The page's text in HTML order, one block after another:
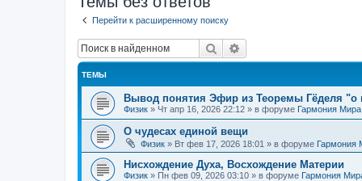
Перейти к расширенному поиску
Поиск
ТЕМЫ
Вывод понятия Эфир из Теоремы Гёделя "о
Физик » Чт апр 16, 2026 22:12 » в форуме Гармония Мира
О чудесах единой вещи
Физик » Вт фев 17, 2026 18:01 » в форуме Гармония
Нисхождение Духа, Восхождение Материи
Физик » Пн фев 09, 2026 03:10 » в форуме Гармония